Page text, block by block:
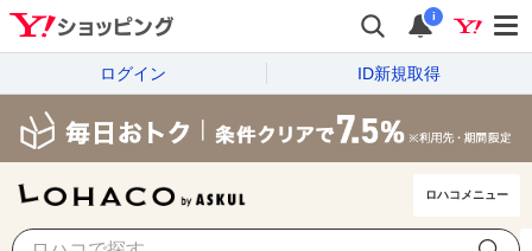
i
ログイン ID新規取得
ロハコメニュー